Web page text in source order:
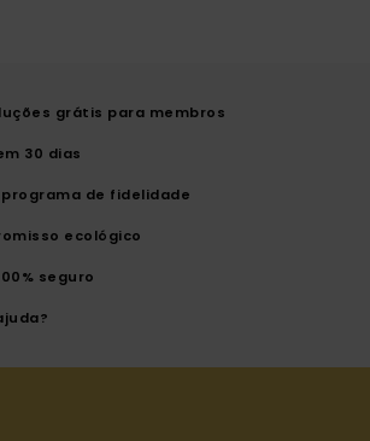
grátis para membros
30 dias
de fidelidade
ecológico
seguro